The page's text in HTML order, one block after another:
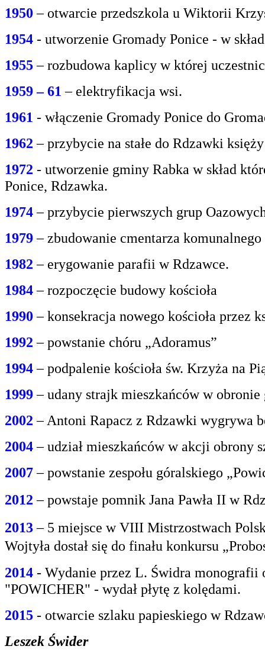
1950 – otwarcie przedszkola u Wiktorii
1954 - utworzenie Gromady Ponice - w
1955 – rozbudowa kaplicy w której
1959 – 61 – elektryfikacja wsi.
1961 - włączenie Gromady Ponice do
1962 – przybycie na stałe do Rdzawki
1972 - utworzenie gminy Rabka w skład
Ponice, Rdzawka.
1974 – przybycie pierwszych grup
1979– zbudowanie cmentarza
1982 – erygowanie parafii w Rdzawce.
1984– rozpoczęcie budowy kościoła
1990 – konsekracja nowego kościoła przez
1992 – powstanie chóru „Adoramus”
1994– podpalenie kościoła św. Krzyża na
1999– udany strajk mieszkańców w
2002 – Antoni Rapacz z Rdzawki wygrywa
2004– udział mieszkańców w akcji obrony
2007– powstanie zespołu góralskiego
2012 – powstaje pomnik Jana Pawła II w
2013– 5 miejsce w VIII Mistrzostwach
Wojtyła dostał się do finału konkursu
2014 - Wydanie przez L. Świdra monografii
"POWICHER" - wydał płytę z kolędami.
2015 - otwarcie szlaku papieskiego w
Leszek Świder